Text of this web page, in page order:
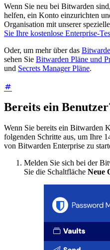
Wenn Sie neu bei Bitwarden
helfen, ein Konto einzurichten
Organisation mit unserer
Sie Ihre kostenlose Enterprise-
Oder, um mehr über das
sehen Sie Bitwarden Pläne und
und Secrets Manager Pläne.
Bereits ein
Wenn Sie bereits ein Bitwarden
folgenden Schritte aus, um Ihre
von Bitwarden Enterprise zu
Melden Sie sich bei der
Sie die Schaltfläche Neue